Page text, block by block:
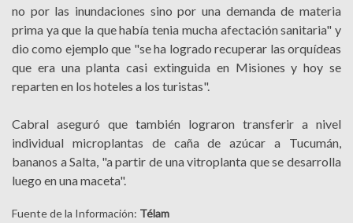
no por las inundaciones sino por una demanda de materia
prima ya que la que había tenia mucha afectación sanitaria" y
dio como ejemplo que "se ha logrado recuperar las orquídeas
que era una planta casi extinguida en Misiones y hoy se
reparten en los hoteles a los turistas".
Cabral aseguró que también lograron transferir a nivel
individual microplantas de caña de azúcar a Tucumán,
bananos a Salta, "a partir de una vitroplanta que se desarrolla
luego en una maceta".
Fuente de la Información: Télam